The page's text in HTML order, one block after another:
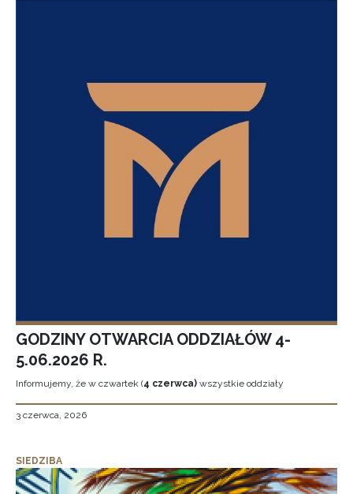
GODZINY OTWARCIA ODDZIAŁÓW 4-
5.06.2026 R.
Informujemy, że w czwartek (4 czerwca) wszystkie oddziały
3 czerwca, 2026
SIEDZIBA